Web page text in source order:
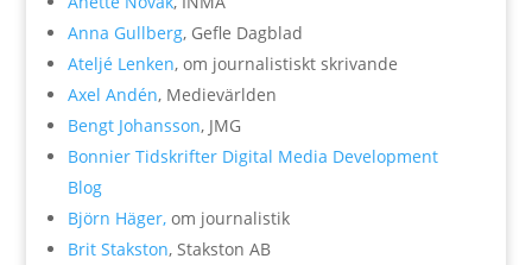
Anna Gullberg, Gefle Dagblad
Ateljé Lenken, om journalistiskt skrivande
Axel Andén, Medievärlden
Bengt Johansson, JMG
Bonnier Tidskrifter Digital Media Development
Blog
Björn Häger,om journalistik
Brit Stakston, Stakston AB